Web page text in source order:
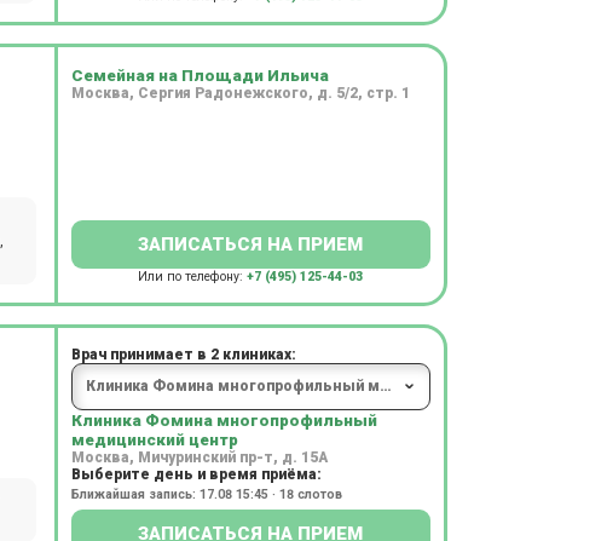
Семейная на Площади Ильича
Москва, Сергия Радонежского, д. 5/2, стр. 1
ЗАПИСАТЬСЯ НА ПРИЕМ
Или по телефону:+7 (495) 125-44-03
Врач принимает в 2 клиниках:
Клиника Фомина многопрофильный
медицинский центр
Москва, Мичуринский пр-т, д. 15А
Выберите день и время приёма:
Ближайшая запись: 17.08 15:45 · 18 слотов
ЗАПИСАТЬСЯ НА ПРИЕМ